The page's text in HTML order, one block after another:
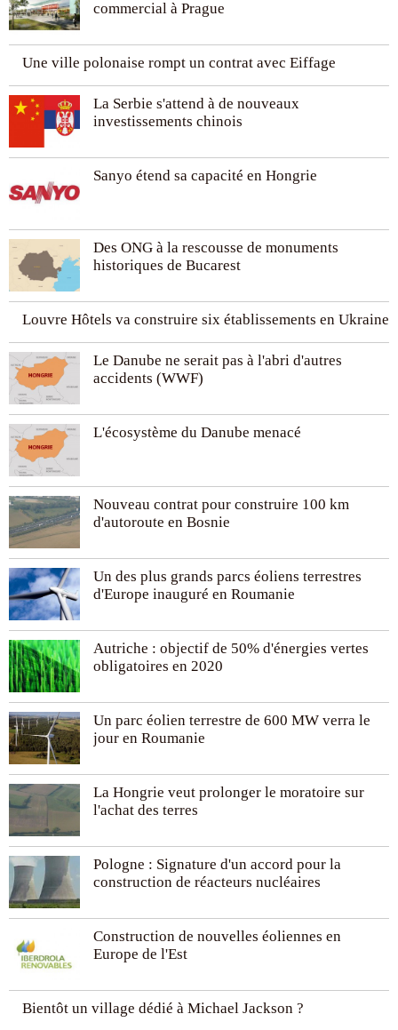
commercial à Prague
Une ville polonaise rompt un contrat avec Eiffage
La Serbie s'attend à de nouveaux
investissements chinois
Sanyo étend sa capacité en Hongrie
Des ONG à la rescousse de monuments
historiques de Bucarest
Louvre Hôtels va construire six établissements en Ukraine
Le Danube ne serait pas à l'abri d'autres
accidents (WWF)
L'écosystème du Danube menacé
Nouveau contrat pour construire 100 km
d'autoroute en Bosnie
Un des plus grands parcs éoliens terrestres
d'Europe inauguré en Roumanie
Autriche : objectif de 50% d'énergies vertes
obligatoires en 2020
Un parc éolien terrestre de 600 MW verra le
jour en Roumanie
La Hongrie veut prolonger le moratoire sur
l'achat des terres
Pologne : Signature d'un accord pour la
construction de réacteurs nucléaires
Construction de nouvelles éoliennes en
Europe de l'Est
Bientôt un village dédié à Michael Jackson ?